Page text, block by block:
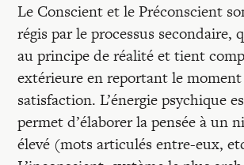
Le Conscient et le Préconscient
régis par le processus secondaire,
au principe de réalité et tient
extérieure en reportant le
satisfaction. L’énergie psychique
permet d’élaborer la pensée à un
élevé (mots articulés entre-eux,